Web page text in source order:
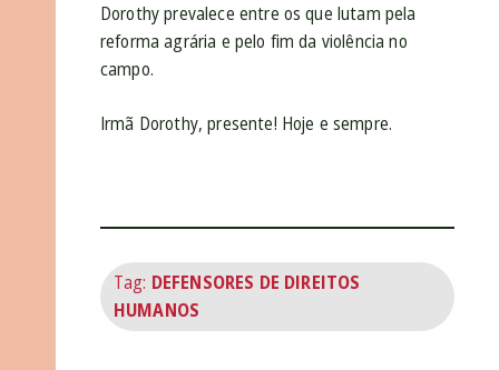
Dorothy prevalece entre os que lutam pela
reforma agrária e pelo fim da violência no
campo.
Irmã Dorothy, presente! Hoje e sempre.
Tag: DEFENSORES DE DIREITOS
HUMANOS